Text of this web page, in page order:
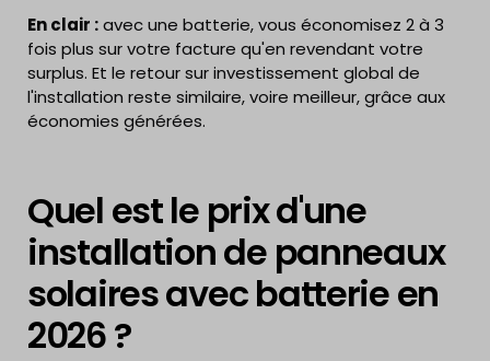
En clair :avec une batterie, vous économisez 2 à 3
fois plus sur votre facture qu'en revendant votre
surplus. Et le retour sur investissement global de
l'installation reste similaire, voire meilleur, grâce aux
économies générées.
Quel est le prix d'une
installation de panneaux
solaires avec batterie en
2026 ?